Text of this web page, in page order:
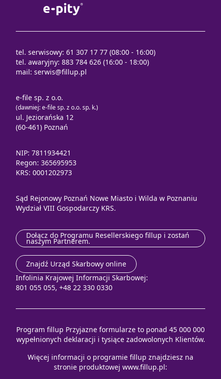
tel. serwisowy: 61 307 17 77 (08:00 - 16:00)
tel. awaryjny: 883 784 626 (16:00 - 18:00)
mail: serwis@fillup.pl
e-file sp. z o.o.
(dawniej: e-file sp. z o.o. sp. k.)
ul. Jeziorańska 12
(60-461) Poznań
NIP: 7811934421
Regon: 365695953
KRS: 0001202973
Sąd Rejonowy Poznań Nowe Miasto i Wilda w Poznaniu
Wydział VIII Gospodarczy KRS.
Dołącz do Programu Resellerskiego fillup i zostań
naszym Partnerem.
Znajdź Urząd Skarbowy online
Infolinia Krajowej Informacji Skarbowej:
801 055 055, +48 22 330 0330
Program fillup Przyjazne formularze to ponad 45 000 000
wypełnionych deklaracji i tysiące zadowolonych Klientów.
Więcej informacji o programie fillup znajdziesz na
stronie produktowej www.fillup.pl: